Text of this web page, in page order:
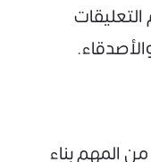
المهم بناء